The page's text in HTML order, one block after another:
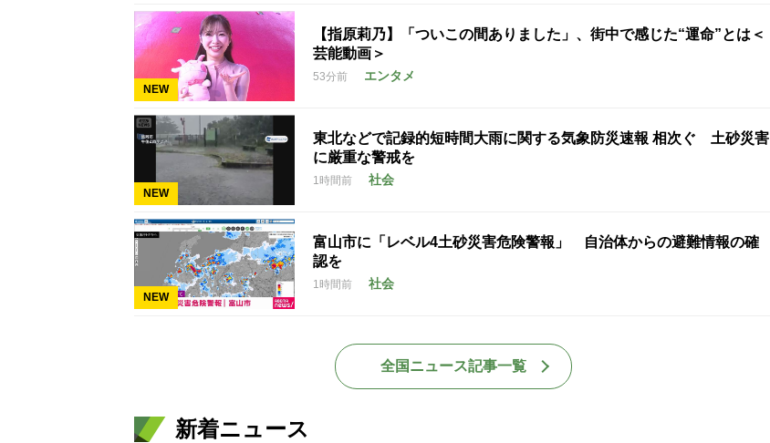
NEW
【指原莉乃】「ついこの間ありました」、街中で感じた“運命”とは＜
芸能動画＞
53分前 エンタメ
NEW
東北などで記録的短時間大雨に関する気象防災速報 相次ぐ 土砂災害
に厳重な警戒を
1時間前 社会
NEW
富山市に「レベル4土砂災害危険警報」 自治体からの避難情報の確
認を
1時間前 社会
全国ニュース記事一覧
新着ニュース